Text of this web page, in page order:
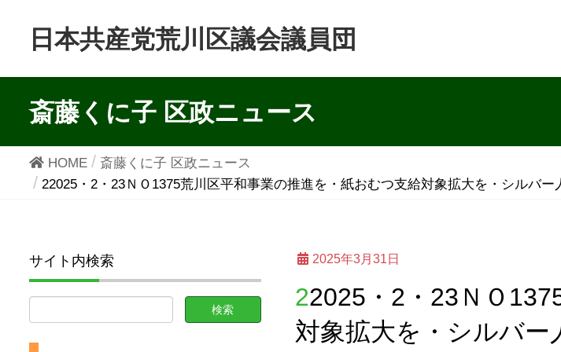
日本共産党荒川区議会議員団
斎藤くに子 区政ニュース
HOME
斎藤くに子 区政ニュース
22025・2・23ＮＯ1375荒川区平和事業の推進を・紙おむつ支給対象拡大を・シルバ
2025年3月31日
22025・2・23ＮＯ1375荒川区平和事業の推進を・紙おむつ支給
対象拡大を・シルバー
サイト内検索